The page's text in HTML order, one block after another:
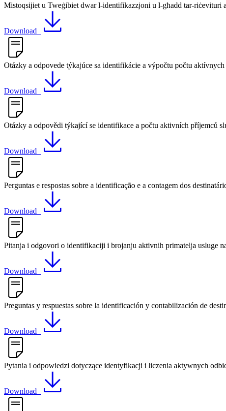
Mistoqsijiet u Tweġibiet dwar l-identifikazzjoni u l-għadd tar-
Download
Otázky a odpovede týkajúce sa identifikácie a výpočtu počtu
Download
Otázky a odpovědi týkající se identifikace a počtu aktivních příjemců
Download
Perguntas e respostas sobre a identificação e a contagem dos
Download
Pitanja i odgovori o identifikaciji i brojanju aktivnih primatelja usluge
Download
Preguntas y respuestas sobre la identificación y contabilización de
Download
Pytania i odpowiedzi dotyczące identyfikacji i liczenia aktywnych
Download